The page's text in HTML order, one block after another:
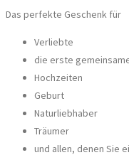
Das perfekte Geschenk für
Verliebte
die erste
Hochzeiten
Geburt
Naturliebhaber
Träumer
und allen, denen Sie